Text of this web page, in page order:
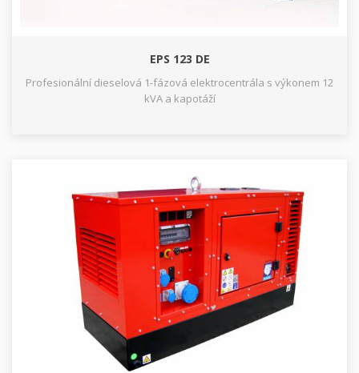
EPS 123 DE
Profesionální dieselová 1-fázová elektrocentrála s výkonem 12
kVA a kapotáží